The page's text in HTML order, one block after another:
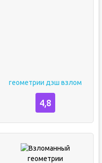
геометрии дэш взлом
4,8